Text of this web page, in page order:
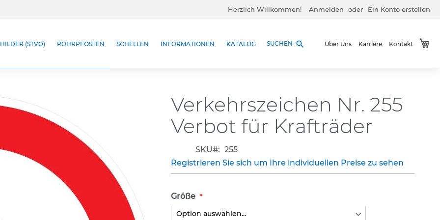
Herzlich Willkommen! Anmelden Ein Konto erstellen
(STVO) ROHRPFOSTEN SCHELLEN INFORMATIONEN KATALOG SUCHEN search Über Uns Karriere Kontakt
Verkehrszeichen Nr. 255
Verbot für Krafträder
SKU
255
Registrieren Sie sich um Ihre individuellen Preise zu sehen
Größe